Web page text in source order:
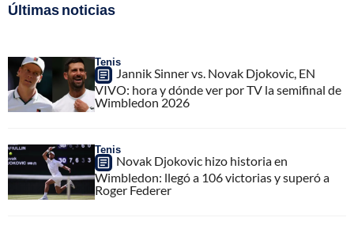
Últimas noticias
Tenis
Jannik Sinner vs. Novak Djokovic, EN
VIVO: hora y dónde ver por TV la semifinal de
Wimbledon 2026
Tenis
Novak Djokovic hizo historia en
Wimbledon: llegó a 106 victorias y superó a
Roger Federer